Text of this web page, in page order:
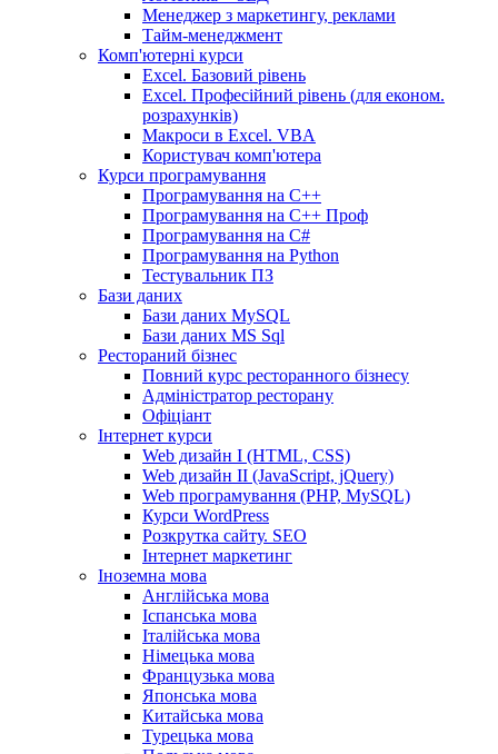
Менеджер з маркетингу, реклами
Тайм-менеджмент
Комп'ютерні курси
Excel. Базовий рівень
Excel. Професійний рівень (для економ.
розрахунків)
Макроси в Excel. VBA
Користувач комп'ютера
Курси програмування
Програмування на С++
Програмування на С++ Проф
Програмування на C#
Програмування на Python
Тестувальник ПЗ
Бази даних
Бази даних MySQL
Бази даних MS Sql
Рестораний бізнес
Повний курс ресторанного бізнесу
Адміністратор ресторану
Офіціант
Інтернет курси
Web дизайн I (HTML, CSS)
Web дизайн II (JavaScript, jQuery)
Web програмування (PHP, MySQL)
Курси WordPress
Розкрутка сайту. SEO
Інтернет маркетинг
Іноземна мова
Англійська мова
Іспанська мова
Італійська мова
Німецька мова
Французька мова
Японська мова
Китайська мова
Турецька мова